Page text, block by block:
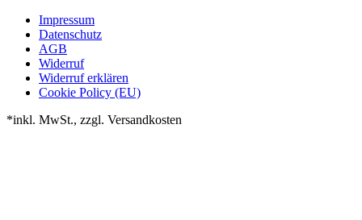
Impressum
Datenschutz
AGB
Widerruf
Widerruf erklären
Cookie Policy (EU)
*inkl. MwSt., zzgl. Versandkosten